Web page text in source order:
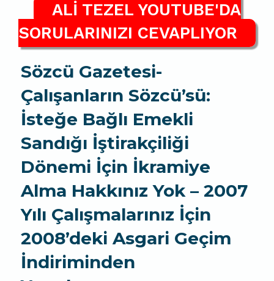
ALİ TEZEL YOUTUBE'DA
SORULARINIZI CEVAPLIYOR
Sözcü Gazetesi-
Çalışanların Sözcü’sü:
İsteğe Bağlı Emekli
Sandığı İştirakçiliği
Dönemi İçin İkramiye
Alma Hakkınız Yok – 2007
Yılı Çalışmalarınız İçin
2008’deki Asgari Geçim
İndiriminden